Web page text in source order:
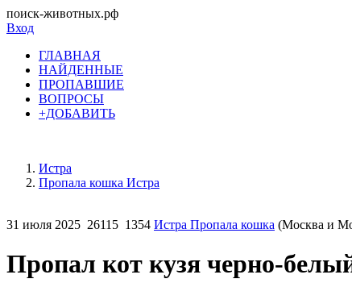
поиск-животных.рф
Вход
ГЛАВНАЯ
НАЙДЕННЫЕ
ПРОПАВШИЕ
ВОПРОСЫ
+ДОБАВИТЬ
Истра
Пропала кошка Истра
31 июля 2025 26115 1354 Истра Пропала кошка (Москва и
Пропал кот кузя черно-